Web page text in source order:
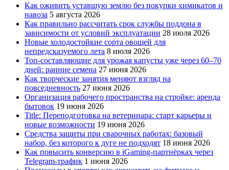
Как оживить уставшую землю без покупки химикатов и
навоза 5 августа 2026
Как правильно рассчитать срок службы поддона в
зависимости от условий эксплуатации 28 июля 2026
Новые холодостойкие сорта овощей для
непредсказуемого лета 8 июля 2026
Топ-составляющие для урожая капусты уже через 60–70
дней: ранние семена 27 июня 2026
Как творческие занятия меняют взгляд на
повседневность 27 июня 2026
Организация рабочего пространства на стройке: аренда
бытовок 19 июня 2026
Title: Переподготовка на ветеринара: старт карьеры и
новые возможности 19 июня 2026
Средства защиты при сварочных работах: базовый
набор, без которого к дуге не подходят 18 июня 2026
Как повысить конверсию в iGaming-партнёрках через
Telegram-трафик 1 июня 2026